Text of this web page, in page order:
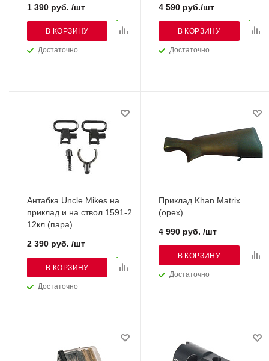
Достаточно
1 390 руб. /шт
В КОРЗИНУ
Достаточно
4 590 руб./шт
В КОРЗИНУ
Антабка Uncle Mikes на
приклад и на ствол 1591-2
12кл (пара)
Достаточно
2 390 руб. /шт
В КОРЗИНУ
Приклад Khan Matrix
(орех)
Достаточно
4 990 руб. /шт
В КОРЗИНУ